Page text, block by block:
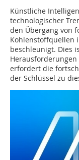
Künstliche
technologischer
den Übergang von
Kohlenstoffquellen
beschleunigt. Dies
erfordert die
der Schlüssel zu